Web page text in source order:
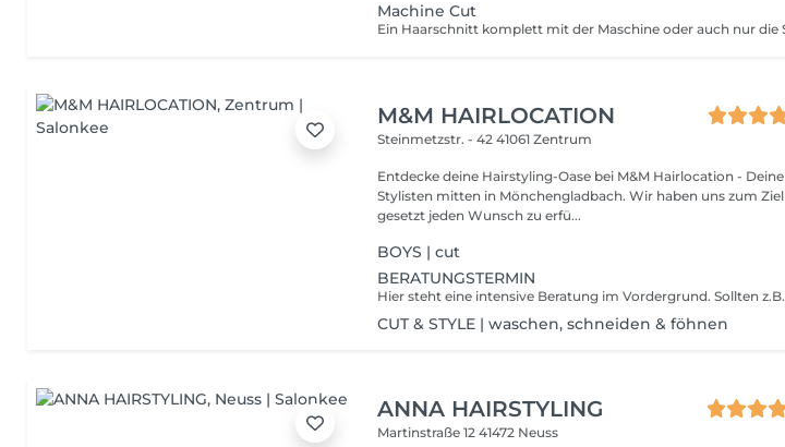
Machine Cut
M&M HAIRLOCATION
Steinmetzstr. - 4241061 Zentrum
Entdecke deine Hairstyling-Oase bei M&M Hairlocation - Deine
Stylisten mitten in Mönchengladbach. Wir haben uns zum Ziel
gesetzt jeden Wunsch zu erfü...
BOYS | cut
BERATUNGSTERMIN
CUT & STYLE | waschen, schneiden & föhnen
ANNA HAIRSTYLING
Martinstraße 1241472 Neuss